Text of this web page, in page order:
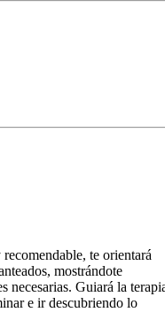
te orientará
mostrándote
necesarias. Guiará la
e ir descubriendo lo